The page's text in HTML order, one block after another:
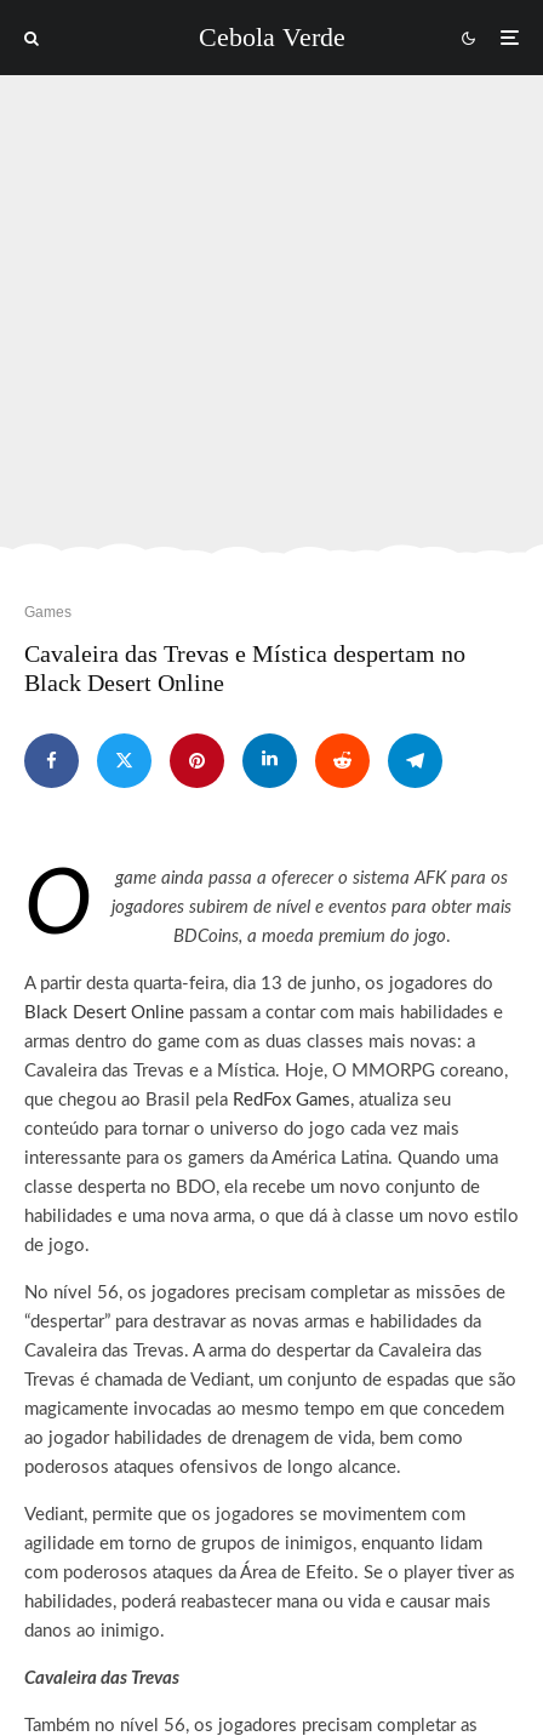
Cebola Verde
Games
Cavaleira das Trevas e Mística despertam no
Black Desert Online
O
game ainda passa a oferecer o sistema AFK para os
jogadores subirem de nível e eventos para obter mais
BDCoins, a moeda premium do jogo.
A partir desta quarta-feira, dia 13 de junho, os jogadores do
Black Desert Online passam a contar com mais habilidades e
armas dentro do game com as duas classes mais novas: a
Cavaleira das Trevas e a Mística. Hoje, O MMORPG coreano,
que chegou ao Brasil pela RedFox Games, atualiza seu
conteúdo para tornar o universo do jogo cada vez mais
interessante para os gamers da América Latina. Quando uma
classe desperta no BDO, ela recebe um novo conjunto de
habilidades e uma nova arma, o que dá à classe um novo estilo
de jogo.
No nível 56, os jogadores precisam completar as missões de
“despertar” para destravar as novas armas e habilidades da
Cavaleira das Trevas. A arma do despertar da Cavaleira das
Trevas é chamada de Vediant, um conjunto de espadas que são
magicamente invocadas ao mesmo tempo em que concedem
ao jogador habilidades de drenagem de vida, bem como
poderosos ataques ofensivos de longo alcance.
Vediant, permite que os jogadores se movimentem com
agilidade em torno de grupos de inimigos, enquanto lidam
com poderosos ataques da Área de Efeito. Se o player tiver as
habilidades, poderá reabastecer mana ou vida e causar mais
danos ao inimigo.
Cavaleira das Trevas
Também no nível 56, os jogadores precisam completar as